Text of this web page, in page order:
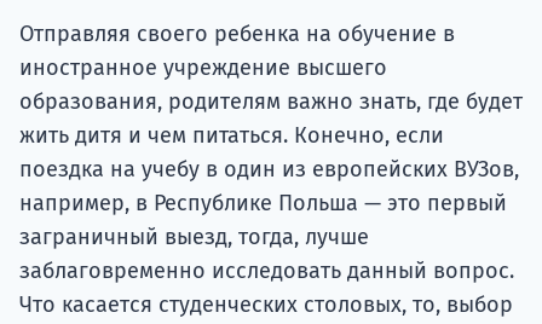
Отправляя своего ребенка на обучение в
иностранное учреждение высшего
образования, родителям важно знать, где будет
жить дитя и чем питаться. Конечно, если
поездка на учебу в один из европейских ВУЗов,
например, в Республике Польша — это первый
заграничный выезд, тогда, лучше
заблаговременно исследовать данный вопрос.
Что касается студенческих столовых, то, выбор